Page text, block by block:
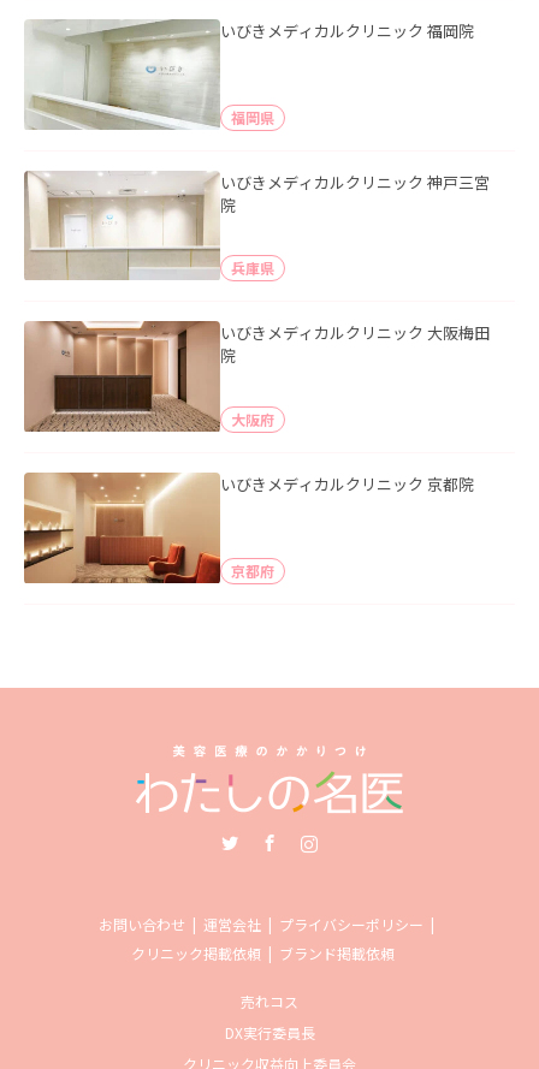
いびきメディカルクリニック 福岡院
福岡県
いびきメディカルクリニック 神戸三宮
院
兵庫県
いびきメディカルクリニック 大阪梅田
院
大阪府
いびきメディカルクリニック 京都院
京都府
お問い合わせ 運営会社
プライバシーポリシー
クリニック掲載依頼
ブランド掲載依頼
売れコス
DX実行委員長
クリニック収益向上委員会